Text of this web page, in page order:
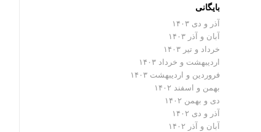
بایگانی
آذر و دی ۱۴۰۳
آبان و آذر ۱۴۰۳
خرداد و تیر ۱۴۰۳
اردیبهشت و خرداد ۱۴۰۳
فروردین و اردیبهشت ۱۴۰۳
بهمن و اسفند ۱۴۰۲
دی و بهمن ۱۴۰۲
آذر و دی ۱۴۰۲
آبان و آذر ۱۴۰۲